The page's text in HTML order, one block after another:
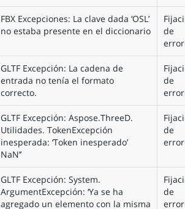
FBX Excepciones: La clave dada ‘OSL’
no estaba presente en el diccionario
de
GLTF Excepción: La cadena de
entrada no tenía el formato
correcto.
de
GLTF Excepción: Aspose.ThreeD.
Utilidades. TokenExcepción
inesperada: ‘Token inesperado’
NaN’’
de
GLTF Excepción: System.
ArgumentExcepción: ‘Ya se ha
agregado un elemento con la misma
de